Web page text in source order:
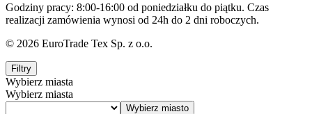
Godziny pracy: 8:00-16:00 od poniedziałku do piątku. Czas
realizacji zamówienia wynosi od 24h do 2 dni roboczych.
© 2026 EuroTrade Tex Sp. z o.o.
Filtry
Wybierz miasta
Wybierz miasta